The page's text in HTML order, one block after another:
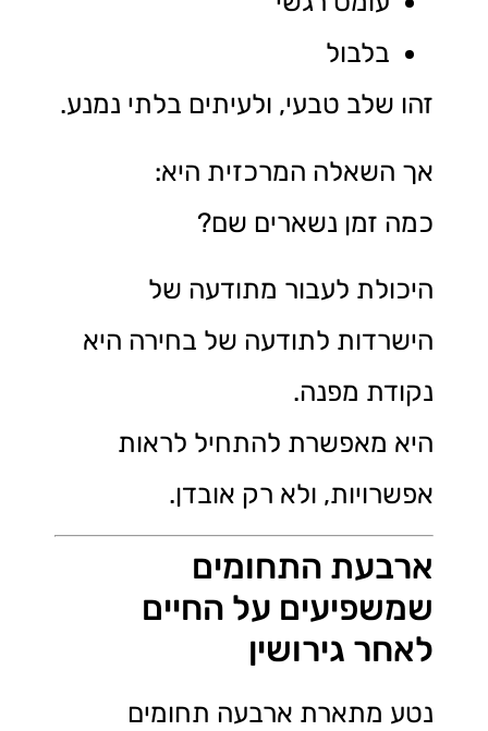
בלבול
זהו שלב טבעי, ולעיתים בלתי נמנע.
אך השאלה המרכזית היא:
כמה זמן נשארים שם?
היכולת לעבור מתודעה של
הישרדות לתודעה של בחירה היא
נקודת מפנה.
היא מאפשרת להתחיל לראות
אפשרויות, ולא רק אובדן.
ארבעת התחומים
שמשפיעים על החיים
לאחר גירושין
נטע מתארת ארבעה תחומים